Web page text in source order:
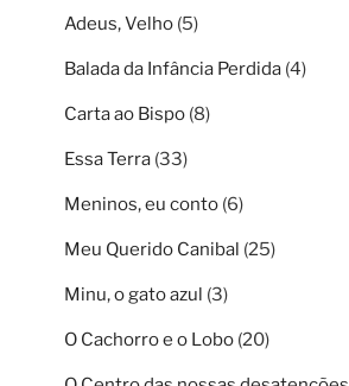
Adeus, Velho (5)
Balada da Infância Perdida (4)
Carta ao Bispo (8)
Essa Terra (33)
Meninos, eu conto (6)
Meu Querido Canibal (25)
Minu, o gato azul (3)
O Cachorro e o Lobo (20)